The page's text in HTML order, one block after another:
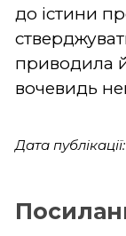
до істини
приводила
вочевидь
Дата